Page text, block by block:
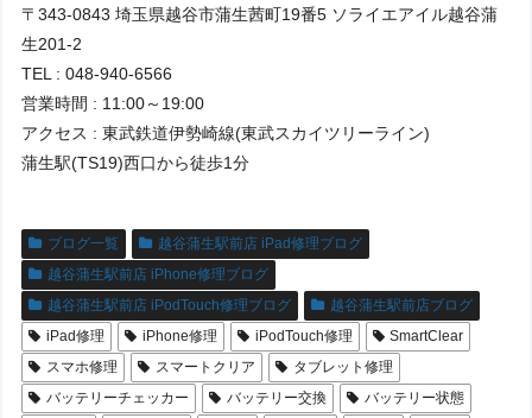
〒343-0843 埼玉県越谷市蒲生茜町19番5 ソライエアイル越谷蒲
生201-2
TEL : 048-940-6566
営業時間 : 11:00～19:00
アクセス : 東武鉄道伊勢崎線(東武スカイツリーライン)
蒲生駅(TS19)西口から徒歩1分
ブログ一覧
越谷蒲生駅前店 iPad修理ブログ
越谷蒲生駅前店 iPhone修理ブログ
越谷蒲生駅前店 iPodTouch修理ブログ
越谷蒲生駅前店ブログ
iPad修理
iPhone修理 iPodTouch修理
SmartClear
スマホ修理
スマートクリア
タブレット修理
バッテリーチェッカー
バッテリー交換
バッテリー状態